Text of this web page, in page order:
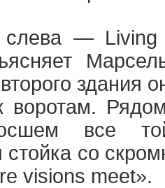
— Living
здания
все
стойка со
visions meet».